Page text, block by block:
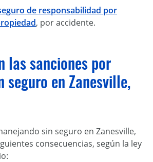
de responsabilidad por
, por accidente.
las sanciones por
seguro en Zanesville,
sin seguro en Zanesville,
consecuencias, según la ley